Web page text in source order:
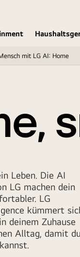
mit LG AI: Home
Leben. Die AI
LG machen dein
LG
kümmert
deinem Zuhause
Alltag, damit du